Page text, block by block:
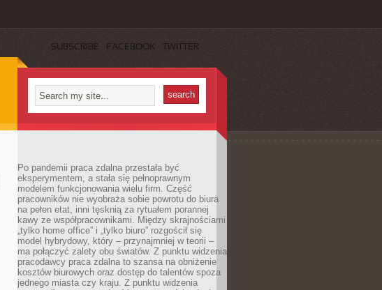
SUBSCRIBE FACEBOOK TWITTER
Po pandemii praca zdalna przestała być
eksperymentem, a stała się pełnoprawnym
modelem funkcjonowania wielu firm. Część
pracowników nie wyobraża sobie powrotu do biura
na pełen etat, inni tęsknią za rytuałem porannej
kawy ze współpracownikami. Między skrajnościami
„tylko home office” i „tylko biuro” rozgościł się
model hybrydowy, który – przynajmniej w teorii –
ma połączyć zalety obu światów. Z punktu widzenia
pracodawcy praca zdalna to szansa na obniżenie
kosztów biurowych oraz dostęp do talentów spoza
jednego miasta czy kraju. Z punktu widzenia